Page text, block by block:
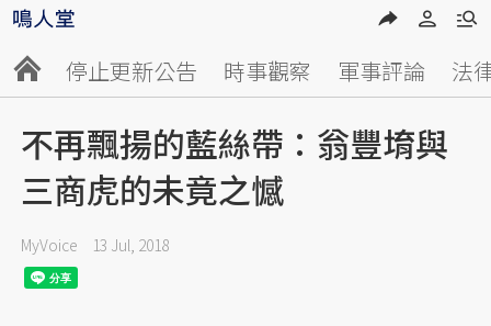
停止更新公告 時事觀察 軍事評論 法
不再飄揚的藍絲帶：翁豐堉與
三商虎的未竟之憾
MyVoice 13 Jul, 2018